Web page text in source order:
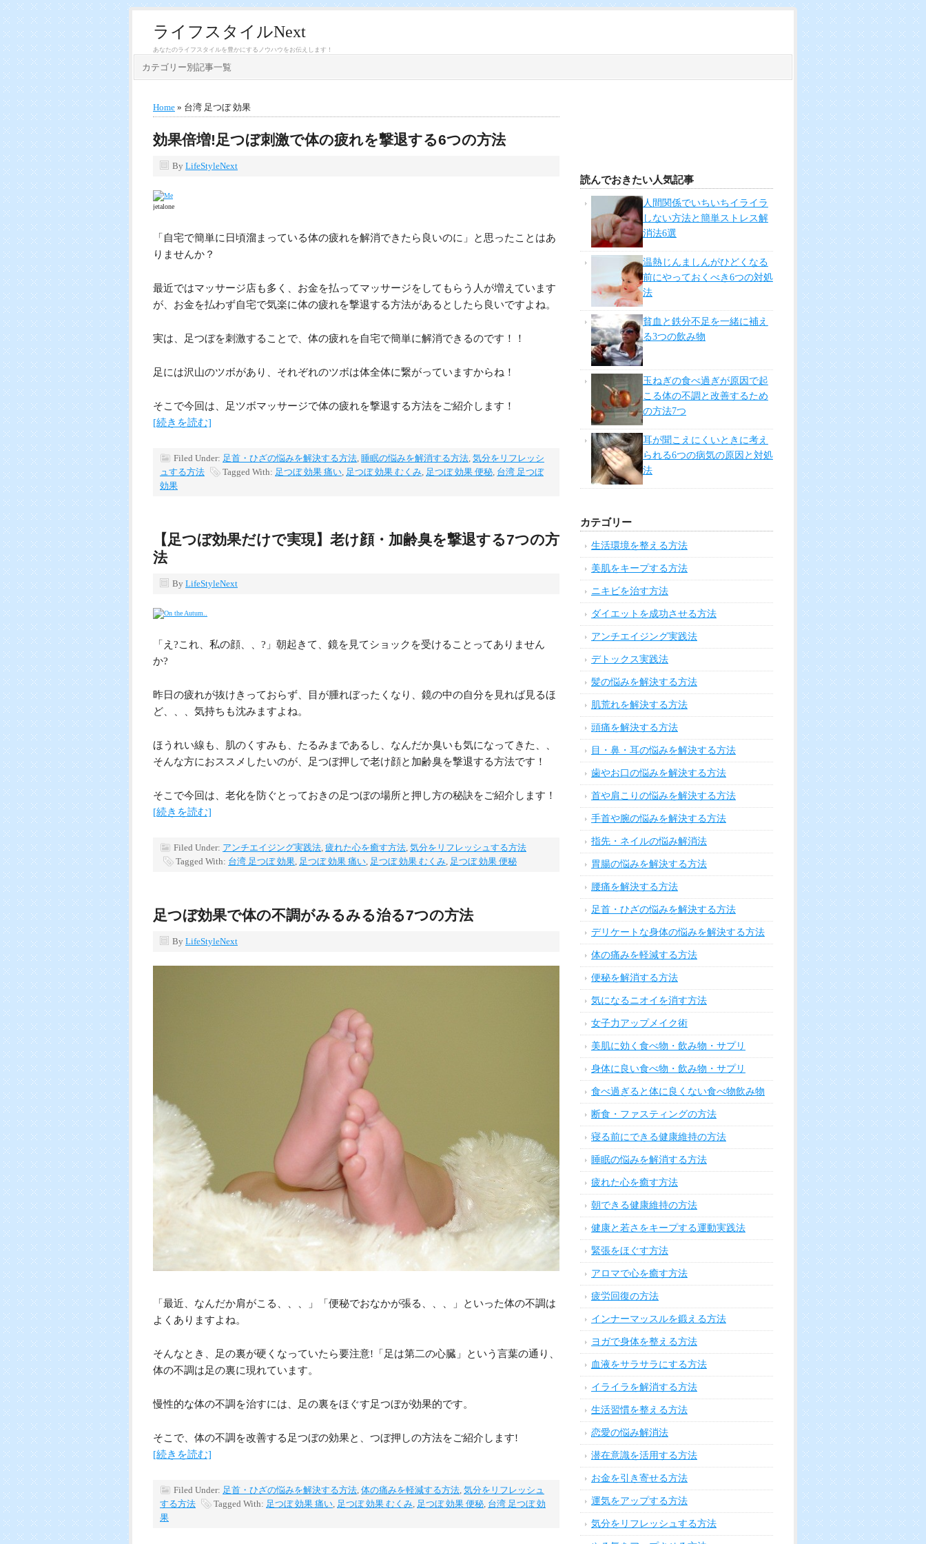
ライフスタイルNext
あなたのライフスタイルを豊かにするノウハウをお伝えします！
カテゴリー別記事一覧
Home » 台湾 足つぼ 効果
効果倍増!足つぼ刺激で体の疲れを撃退する6つの方法
By LifeStyleNext
jetalone
「自宅で簡単に日頃溜まっている体の疲れを解消できたら良いのに」と思ったことはあ
りませんか？
最近ではマッサージ店も多く、お金を払ってマッサージをしてもらう人が増えています
が、お金を払わず自宅で気楽に体の疲れを撃退する方法があるとしたら良いですよね。
実は、足つぼを刺激することで、体の疲れを自宅で簡単に解消できるのです！！
足には沢山のツボがあり、それぞれのツボは体全体に繋がっていますからね！
そこで今回は、足ツボマッサージで体の疲れを撃退する方法をご紹介します！
[続きを読む]
Filed Under: 足首・ひざの悩みを解決する方法, 睡眠の悩みを解消する方法, 気分をリフレッシ
ュする方法
Tagged With: 足つぼ 効果 痛い, 足つぼ 効果 むくみ, 足つぼ 効果 便秘, 台湾 足つぼ
効果
【足つぼ効果だけで実現】老け顔・加齢臭を撃退する7つの方
法
By LifeStyleNext
「え?これ、私の顔、、?」朝起きて、鏡を見てショックを受けることってありません
か?
昨日の疲れが抜けきっておらず、目が腫れぼったくなり、鏡の中の自分を見れば見るほ
ど、、、気持ちも沈みますよね。
ほうれい線も、肌のくすみも、たるみまであるし、なんだか臭いも気になってきた、、
そんな方におススメしたいのが、足つぼ押しで老け顔と加齢臭を撃退する方法です！
そこで今回は、老化を防ぐとっておきの足つぼの場所と押し方の秘訣をご紹介します！
[続きを読む]
Filed Under: アンチエイジング実践法, 疲れた心を癒す方法, 気分をリフレッシュする方法
Tagged With: 台湾 足つぼ 効果, 足つぼ 効果 痛い, 足つぼ 効果 むくみ, 足つぼ 効果 便秘
足つぼ効果で体の不調がみるみる治る7つの方法
By LifeStyleNext
「最近、なんだか肩がこる、、、」「便秘でおなかが張る、、、」といった体の不調は
よくありますよね。
そんなとき、足の裏が硬くなっていたら要注意!「足は第二の心臓」という言葉の通り、
体の不調は足の裏に現れています。
慢性的な体の不調を治すには、足の裏をほぐす足つぼが効果的です。
そこで、体の不調を改善する足つぼの効果と、つぼ押しの方法をご紹介します!
[続きを読む]
Filed Under: 足首・ひざの悩みを解決する方法 体の痛みを軽減する方法 気分をリフレッシュ
する方法
Tagged With: 足つぼ 効果 痛い 足つぼ 効果 むくみ 足つぼ 効果 便秘 台湾 足つぼ 効
果
読んでおきたい人気記事
人間関係でいちいちイライラ
しない方法と簡単ストレス解
消法6選
温熱じんましんがひどくなる
前にやっておくべき6つの対処
法
貧血と鉄分不足を一緒に補え
る3つの飲み物
玉ねぎの食べ過ぎが原因で起
こる体の不調と改善するため
の方法7つ
耳が聞こえにくいときに考え
られる6つの病気の原因と対処
法
カテゴリー
生活環境を整える方法
美肌をキープする方法
ニキビを治す方法
ダイエットを成功させる方法
アンチエイジング実践法
デトックス実践法
髪の悩みを解決する方法
肌荒れを解決する方法
頭痛を解決する方法
目・鼻・耳の悩みを解決する方法
歯やお口の悩みを解決する方法
首や肩こりの悩みを解決する方法
手首や腕の悩みを解決する方法
指先・ネイルの悩み解消法
胃腸の悩みを解決する方法
腰痛を解決する方法
足首・ひざの悩みを解決する方法
デリケートな身体の悩みを解決する方法
体の痛みを軽減する方法
便秘を解消する方法
気になるニオイを消す方法
女子力アップメイク術
美肌に効く食べ物・飲み物・サプリ
身体に良い食べ物・飲み物・サプリ
食べ過ぎると体に良くない食べ物飲み物
断食・ファスティングの方法
寝る前にできる健康維持の方法
睡眠の悩みを解消する方法
疲れた心を癒す方法
朝できる健康維持の方法
健康と若さをキープする運動実践法
緊張をほぐす方法
アロマで心を癒す方法
疲労回復の方法
インナーマッスルを鍛える方法
ヨガで身体を整える方法
血液をサラサラにする方法
イライラを解消する方法
生活習慣を整える方法
恋愛の悩み解消法
潜在意識を活用する方法
お金を引き寄せる方法
運気をアップする方法
気分をリフレッシュする方法